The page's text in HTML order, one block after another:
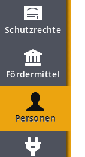
Schutzrechte
Fördermittel
Personen